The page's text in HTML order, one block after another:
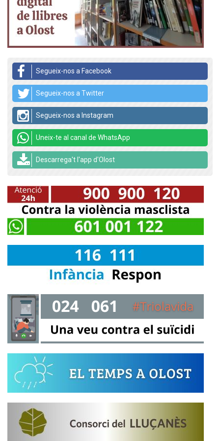
Segueix-nos a Facebook
Segueix-nos a Twitter
Segueix-nos a Instagram
Uneix-te al canal de WhatsApp
Descarrega't l'app d'Olost